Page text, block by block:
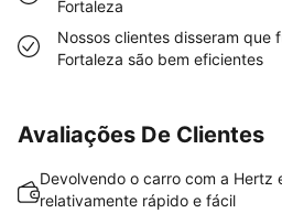
Fortaleza
Nossos clientes disseram que
Fortaleza são bem eficientes
Avaliações De Clientes
Devolvendo o carro com a Hertz
relativamente rápido e fácil